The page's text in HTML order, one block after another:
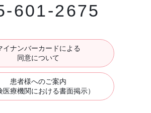
601-2675
イナンバーカードによる
同意について
患者様へのご案内
医療機関における書面掲示）